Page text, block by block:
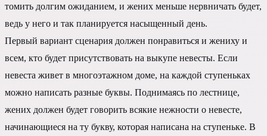
томить долгим ожиданием, и жених меньше нервничать будет,
ведь у него и так планируется насыщенный день.
Первый вариант сценария должен понравиться и жениху и
всем, кто будет присутствовать на выкупе невесты. Если
невеста живет в многоэтажном доме, на каждой ступеньках
можно написать разные буквы. Поднимаясь по лестнице,
жених должен будет говорить всякие нежности о невесте,
начинающиеся на ту букву, которая написана на ступеньке. В